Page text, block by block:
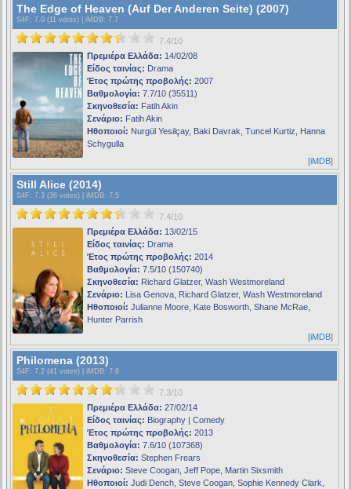
The Edge of Heaven (Auf Der Anderen Seite) (2007)
S4F : 7.0 (11 votes) | iMDB: 7.7
7.4/10
Πρεμιέρα Ελλάδα: 14/02/08
Είδος ταινίας: Drama
Έτος πρώτης προβολής: 2007
Βαθμολογία: 7.7/10 (35511)
Σκηνοθεσία: Fatih Akin
Σενάριο: Fatih Akin
Ηθοποιοί: Nurgül Yesilçay, Baki Davrak, Tuncel Kurtiz, Hanna
Schygulla
[iMDB]
Still Alice (2014)
S4F : 7.3 (36 votes) | iMDB: 7.5
7.4/10
Πρεμιέρα Ελλάδα: 13/02/15
Είδος ταινίας: Drama
Έτος πρώτης προβολής: 2014
Βαθμολογία: 7.5/10 (150740)
Σκηνοθεσία: Richard Glatzer, Wash Westmoreland
Σενάριο: Lisa Genova, Richard Glatzer, Wash Westmoreland
Ηθοποιοί: Julianne Moore, Kate Bosworth, Shane McRae,
Hunter Parrish
[iMDB]
Philomena (2013)
S4F : 7.2 (41 votes) | iMDB: 7.6
7.3/10
Πρεμιέρα Ελλάδα: 27/02/14
Είδος ταινίας: Biography | Comedy
Έτος πρώτης προβολής: 2013
Βαθμολογία: 7.6/10 (107368)
Σκηνοθεσία: Stephen Frears
Σενάριο: Steve Coogan, Jeff Pope, Martin Sixsmith
Ηθοποιοί: Judi Dench, Steve Coogan, Sophie Kennedy Clark,